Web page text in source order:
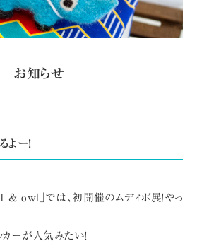
お知らせ
よー!
& owl」では、初開催のムディボ展!やっ
カーが人気みたい!